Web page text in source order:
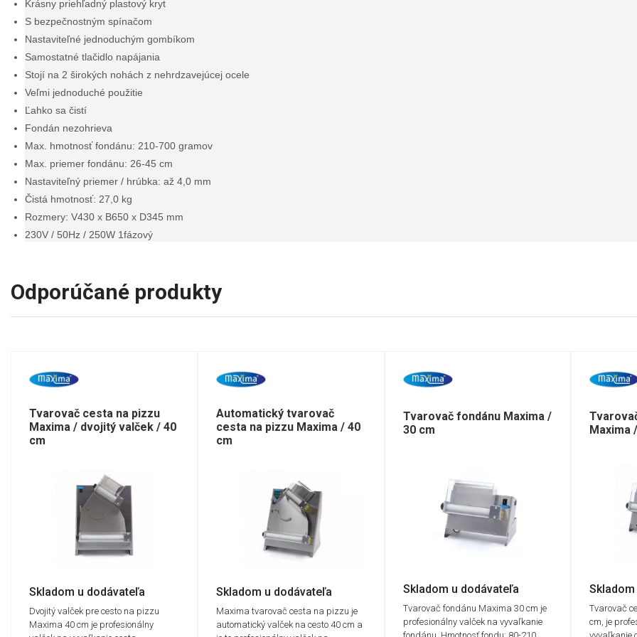
Krásny priehľadný plastový kryt
S bezpečnostným spínačom
Nastaviteľné jednoduchým gombíkom
Samostatné tlačidlo napájania
Stojí na 2 širokých nohách z nehrdzavejúcej ocele
Veľmi jednoduché použitie
Ľahko sa čistí
Fondán nezohrieva
Max. hmotnosť fondánu: 210-700 gramov
Max. priemer fondánu: 26-45 cm
Nastaviteľný priemer / hrúbka: až 4,0 mm
Čistá hmotnosť: 27,0 kg
Rozmery: V430 x B650 x D345 mm
230V / 50Hz / 250W 1fázový
Odporúčané produkty
Tvarovač cesta na pizzu
Maxima / dvojitý valček / 40
cm
Skladom u dodávateľa
Dvojitý valček pre cesto na pizzu
Maxima 40 cm je profesionálny
Automatický tvarovač
cesta na pizzu Maxima / 40
cm
Skladom u dodávateľa
Maxima tvarovač cesta na pizzu je
automatický valček na cesto 40 cm a
Tvarovač fondánu Maxima /
30 cm
Skladom u dodávateľa
Tvarovač fondánu Maxima 30 cm je
profesionálny valček na vyvaľkanie
Maxima
Tvarovač
cm, je